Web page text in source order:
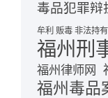
毒品犯罪辩
牟利 贩毒 非法持
福州刑
福州律师网
福州毒品